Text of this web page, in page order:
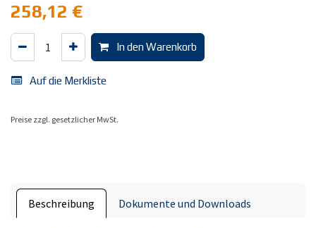
258,12 €
In den Warenkorb
Auf die Merkliste
Preise zzgl. gesetzlicher MwSt.
Beschreibung Dokumente und Downloads